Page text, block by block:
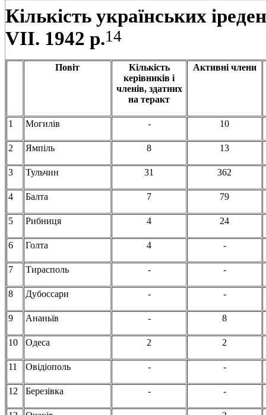
Кількість українських
VII. 1942 р.14
Повіт
Кількість
керівників і
членів, здатних
на теракт
Активні члени
1 Могилів - 10
2 Ямпіль 8 13
3 Тульчин 31 362
4 Балта 7 79
5 Рибниця 4 24
6 Голта 4 -
7 Тирасполь - -
8 Дубоссари - -
9 Ананьїв - 8
10 Одеса 2 2
11 Овідіополь - -
12 Березівка - -